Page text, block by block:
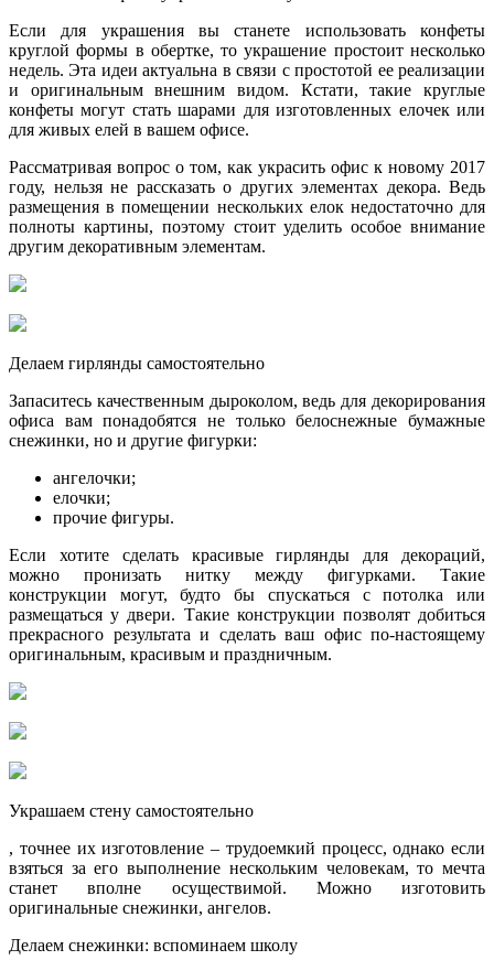
Если для украшения вы станете использовать конфеты
круглой формы в обертке, то украшение простоит несколько
недель. Эта идеи актуальна в связи с простотой ее реализации
и оригинальным внешним видом. Кстати, такие круглые
конфеты могут стать шарами для изготовленных елочек или
для живых елей в вашем офисе.
Рассматривая вопрос о том, как украсить офис к новому 2017
году, нельзя не рассказать о других элементах декора. Ведь
размещения в помещении нескольких елок недостаточно для
полноты картины, поэтому стоит уделить особое внимание
другим декоративным элементам.
Делаем гирлянды самостоятельно
Запаситесь качественным дыроколом, ведь для декорирования
офиса вам понадобятся не только белоснежные бумажные
снежинки, но и другие фигурки:
ангелочки;
елочки;
прочие фигуры.
Если хотите сделать красивые гирлянды для декораций,
можно пронизать нитку между фигурками. Такие
конструкции могут, будто бы спускаться с потолка или
размещаться у двери. Такие конструкции позволят добиться
прекрасного результата и сделать ваш офис по-настоящему
оригинальным, красивым и праздничным.
Украшаем стену самостоятельно
, точнее их изготовление – трудоемкий процесс, однако если
взяться за его выполнение нескольким человекам, то мечта
станет вполне осуществимой. Можно изготовить
оригинальные снежинки, ангелов.
Делаем снежинки: вспоминаем школу